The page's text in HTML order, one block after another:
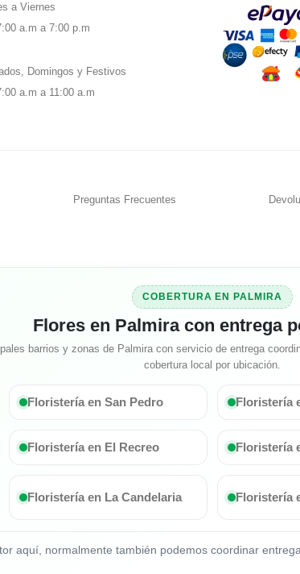
a Viernes
a.m a 7:00 p.m
Domingos y Festivos
a.m a 11:00 a.m
Preguntas Frecuentes
COBERTURA EN PALMIRA
Flores en Palmira con entrega
barrios y zonas de Palmira con servicio de entrega
cobertura local por ubicación.
Floristería en San Pedro Floristería
Floristería en El Recreo Floristería
Floristería en La Candelaria Floristería
aquí, normalmente también podemos coordinar